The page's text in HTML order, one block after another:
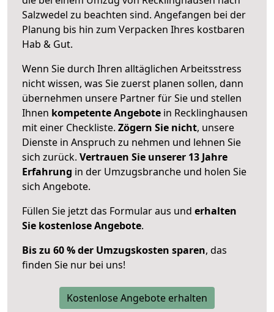
Salzwedel zu beachten sind. Angefangen bei der
Planung bis hin zum Verpacken Ihres kostbaren
Hab & Gut.
Wenn Sie durch Ihren alltäglichen Arbeitsstress
nicht wissen, was Sie zuerst planen sollen, dann
übernehmen unsere Partner für Sie und stellen
Ihnen kompetente Angebote in Recklinghausen
mit einer Checkliste. Zögern Sie nicht, unsere
Dienste in Anspruch zu nehmen und lehnen Sie
sich zurück. Vertrauen Sie unserer 13 Jahre
Erfahrung in der Umzugsbranche und holen Sie
sich Angebote.
Füllen Sie jetzt das Formular aus und erhalten
Sie kostenlose Angebote.
Bis zu 60 % der Umzugskosten sparen, das
finden Sie nur bei uns!
Kostenlose Angebote erhalten